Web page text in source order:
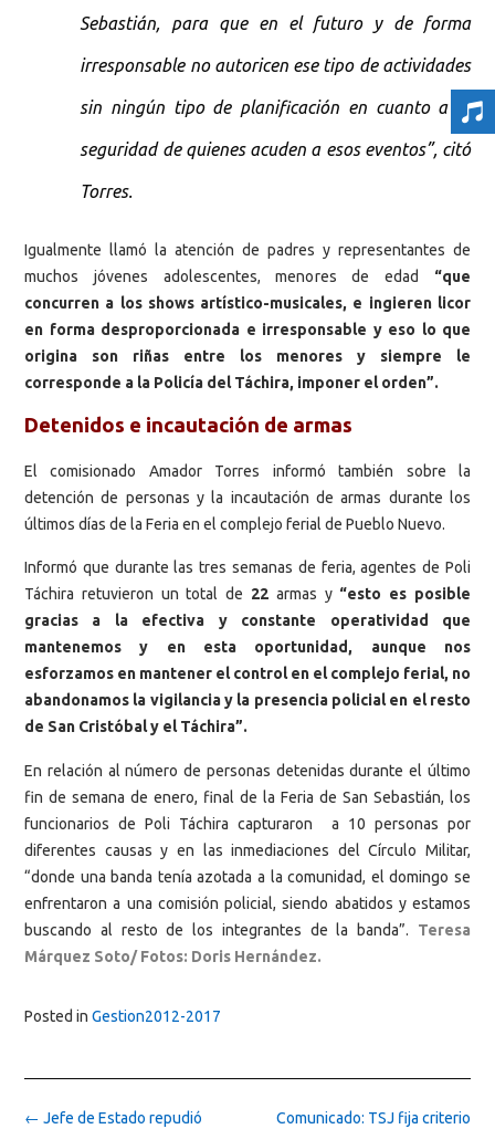
Sebastián, para que en el futuro y de forma
irresponsable no autoricen ese tipo de actividades
sin ningún tipo de planificación en cuanto a la
seguridad de quienes acuden a esos eventos”, citó
Torres.
Igualmente llamó la atención de padres y representantes de
muchos jóvenes adolescentes, menores de edad “que
concurren a los shows artístico-musicales, e ingieren licor
en forma desproporcionada e irresponsable y eso lo que
origina son riñas entre los menores y siempre le
corresponde a la Policía del Táchira, imponer el orden”.
Detenidos e incautación de armas
El comisionado Amador Torres informó también sobre la
detención de personas y la incautación de armas durante los
últimos días de la Feria en el complejo ferial de Pueblo Nuevo.
Informó que durante las tres semanas de feria, agentes de Poli
Táchira retuvieron un total de 22 armas y “esto es posible
gracias a la efectiva y constante operatividad que
mantenemos y en esta oportunidad, aunque nos
esforzamos en mantener el control en el complejo ferial, no
abandonamos la vigilancia y la presencia policial en el resto
de San Cristóbal y el Táchira”.
En relación al número de personas detenidas durante el último
fin de semana de enero, final de la Feria de San Sebastián, los
funcionarios de Poli Táchira capturaron a 10 personas por
diferentes causas y en las inmediaciones del Círculo Militar,
“donde una banda tenía azotada a la comunidad, el domingo se
enfrentaron a una comisión policial, siendo abatidos y estamos
buscando al resto de los integrantes de la banda”. Teresa
Márquez Soto/ Fotos: Doris Hernández.
Posted in Gestion2012-2017
Post
Comunicado: TSJ fija criterio
← Jefe de Estado repudió